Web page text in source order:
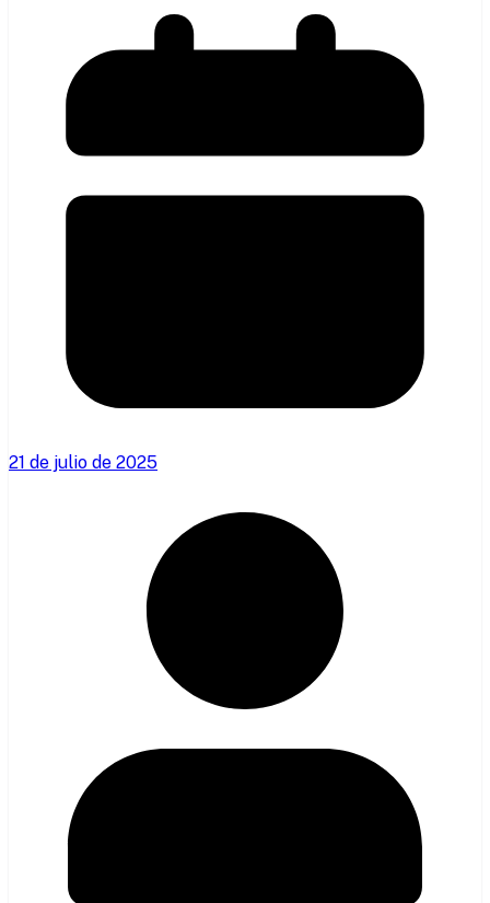
21 de julio de 2025